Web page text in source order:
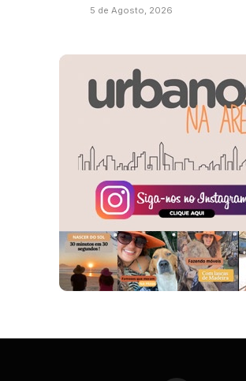
5 de Agosto, 2026